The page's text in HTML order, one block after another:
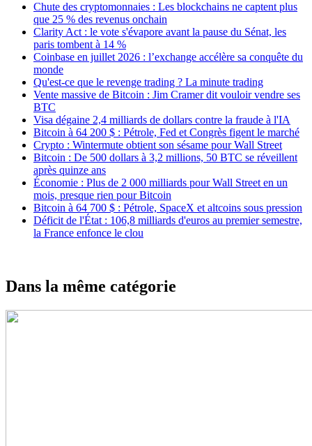
Chute des cryptomonnaies : Les blockchains ne captent plus
que 25 % des revenus onchain
Clarity Act : le vote s'évapore avant la pause du Sénat, les
paris tombent à 14 %
Coinbase en juillet 2026 : l’exchange accélère sa conquête du
monde
Qu'est-ce que le revenge trading ? La minute trading
Vente massive de Bitcoin : Jim Cramer dit vouloir vendre ses
BTC
Visa dégaine 2,4 milliards de dollars contre la fraude à l'IA
Bitcoin à 64 200 $ : Pétrole, Fed et Congrès figent le marché
Crypto : Wintermute obtient son sésame pour Wall Street
Bitcoin : De 500 dollars à 3,2 millions, 50 BTC se réveillent
après quinze ans
Économie : Plus de 2 000 milliards pour Wall Street en un
mois, presque rien pour Bitcoin
Bitcoin à 64 700 $ : Pétrole, SpaceX et altcoins sous pression
Déficit de l'État : 106,8 milliards d'euros au premier semestre,
la France enfonce le clou
Dans la même catégorie